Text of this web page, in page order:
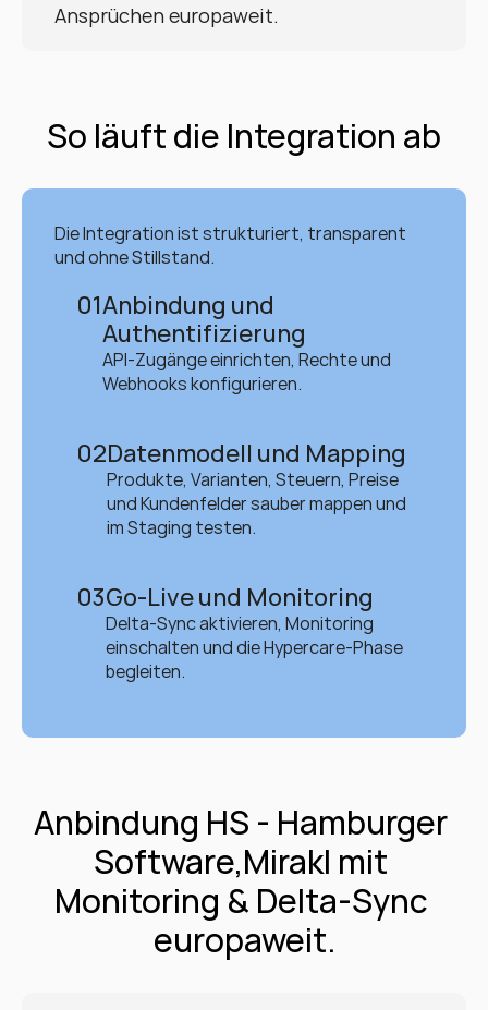
Ansprüchen europaweit.
So läuft die Integration ab
Die Integration ist strukturiert, transparent
und ohne Stillstand.
01Anbindung und
Authentifizierung
API-Zugänge einrichten, Rechte und
Webhooks konfigurieren.
02Datenmodell und Mapping
Produkte, Varianten, Steuern, Preise
und Kundenfelder sauber mappen und
im Staging testen.
03Go-Live und Monitoring
Delta-Sync aktivieren, Monitoring
einschalten und die Hypercare-Phase
begleiten.
Anbindung HS - Hamburger
Software,Mirakl mit
Monitoring & Delta-Sync
europaweit.